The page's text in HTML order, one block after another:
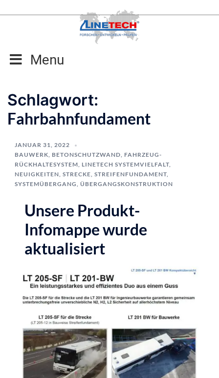
Inhalt
Menu
Schlagwort:
Fahrbahnfundament
JANUAR 31, 2022
BAUWERK, BETONSCHUTZWAND, FAHRZEUG-
RÜCKHALTESYSTEM, LINETECH SYSTEMVIELFALT,
NEUIGKEITEN, STRECKE, STREIFENFUNDAMENT,
SYSTEMÜBERGANG, ÜBERGANGSKONSTRUKTION
Unsere Produkt-
Infomappe wurde
aktualisiert